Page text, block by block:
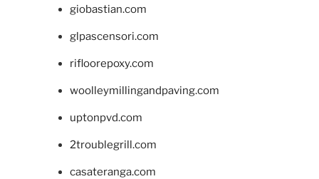
giobastian.com
glpascensori.com
rifloorepoxy.com
woolleymillingandpaving.com
uptonpvd.com
2troublegrill.com
casateranga.com